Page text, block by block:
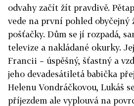
odvahy začít žít pravdivě.
vede na první pohled obyčejný
pošťačky. Dům se jí rozpadá,
televize a nakládané okurky.
Francii – úspěšný, šťastný a
jeho devadesátiletá babička
Helenu Vondráčkovou, Lukáš
příjezdem ale vyplouvá na